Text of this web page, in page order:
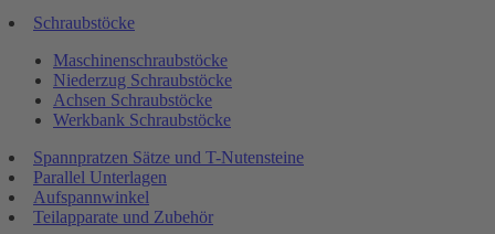
Schraubstöcke
Maschinenschraubstöcke
Niederzug Schraubstöcke
Achsen Schraubstöcke
Werkbank Schraubstöcke
Spannpratzen Sätze und T-Nutensteine
Parallel Unterlagen
Aufspannwinkel
Teilapparate und Zubehör